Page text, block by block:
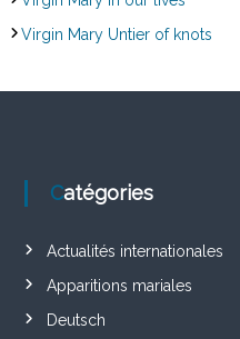
Virgin Mary Untier of knots
Catégories
Actualités internationales
Apparitions mariales
Deutsch